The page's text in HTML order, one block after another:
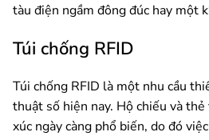
tàu điện ngầm đông đúc hay một
Túi chống RFID
Túi chống RFID là một nhu cầu
thuật số hiện nay. Hộ chiếu và
xúc ngày càng phổ biến, do đó